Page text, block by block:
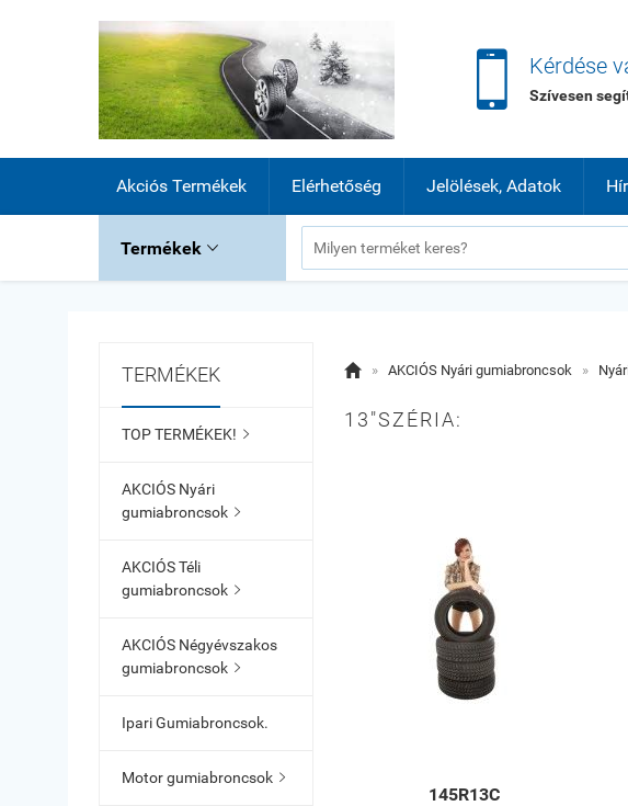
 Kérdése
Szívesen
Akciós Termékek Elérhetőség Jelölések, Adatok
Termékek 
TERMÉKEK
TOP TERMÉKEK! 
AKCIÓS Nyári
gumiabroncsok 
AKCIÓS Téli
gumiabroncsok 
AKCIÓS Négyévszakos
gumiabroncsok 
Ipari Gumiabroncsok.
Motor gumiabroncsok 
 » AKCIÓS Nyári gumiabroncsok »
13"SZÉRIA:
145R13C